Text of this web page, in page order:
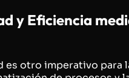
y Eficiencia
es otro imperativo para